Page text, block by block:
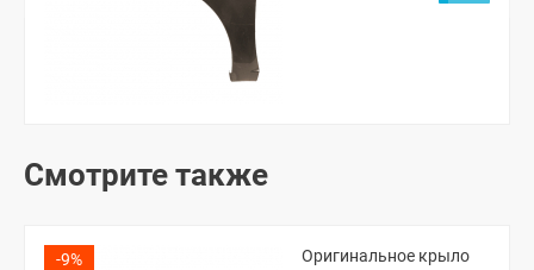
Смотрите также
-9%
Оригинальное крыло